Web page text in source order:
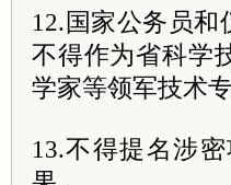
12.国家公务员
不得作为省科学
学家等领军技术
13.不得提名涉